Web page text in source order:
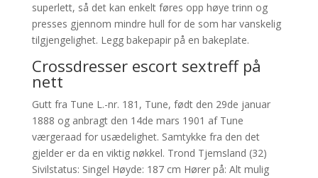
superlett, så det kan enkelt føres opp høye trinn og
presses gjennom mindre hull for de som har vanskelig
tilgjengelighet. Legg bakepapir på en bakeplate.
Crossdresser escort sextreff på
nett
Gutt fra Tune L.-nr. 181, Tune, født den 29de januar
1888 og anbragt den 14de mars 1901 af Tune
værgeraad for usædelighet. Samtykke fra den det
gjelder er da en viktig nøkkel. Trond Tjemsland (32)
Sivilstatus: Singel Høyde: 187 cm Hører på: Alt mulig